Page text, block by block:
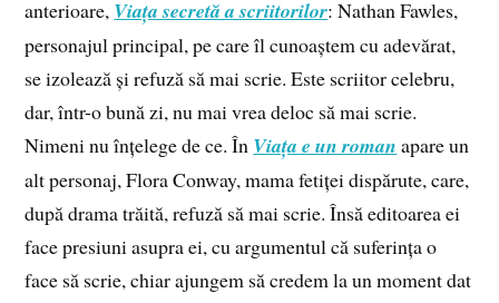
anterioare, Viața secretă a scriitorilor: Nathan Fawles,
personajul principal, pe care îl cunoaștem cu adevărat,
se izolează și refuză să mai scrie. Este scriitor celebru,
dar, într-o bună zi, nu mai vrea deloc să mai scrie.
Nimeni nu înțelege de ce. În Viața e un roman apare un
alt personaj, Flora Conway, mama fetiței dispărute, care,
după drama trăită, refuză să mai scrie. Însă editoarea ei
face presiuni asupra ei, cu argumentul că suferința o
face să scrie, chiar ajungem să credem la un moment dat